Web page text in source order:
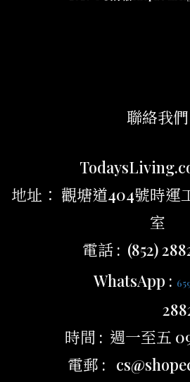
聯絡我們
地址： 觀塘道404號時運
室
電話 : (852)
WhatsApp :
時間 : 週一至五
電郵 :